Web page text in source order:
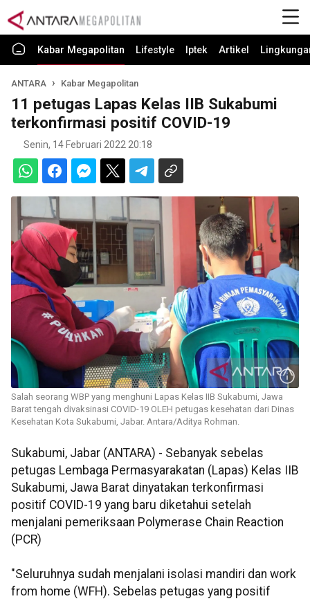
Kabar Megapolitan Lifestyle Iptek Artikel
ANTARA Kabar Megapolitan
11 petugas Lapas Kelas IIB Sukabumi
terkonfirmasi positif COVID-19
Senin, 14 Februari 2022 20:18
Salah seorang WBP yang menghuni Lapas Kelas IIB Sukabumi, Jawa
Barat tengah divaksinasi COVID-19 OLEH petugas kesehatan dari Dinas
Kesehatan Kota Sukabumi, Jabar. Antara/Aditya Rohman.
Sukabumi, Jabar (ANTARA) - Sebanyak sebelas
petugas Lembaga Permasyarakatan (Lapas) Kelas IIB
Sukabumi, Jawa Barat dinyatakan terkonfirmasi
positif COVID-19 yang baru diketahui setelah
menjalani pemeriksaan Polymerase Chain Reaction
(PCR)
"Seluruhnya sudah menjalani isolasi mandiri dan work
from home (WFH). Sebelas petugas yang positif